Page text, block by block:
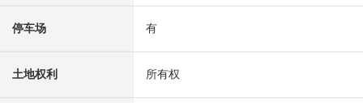
停车场 有
土地权利 所有权